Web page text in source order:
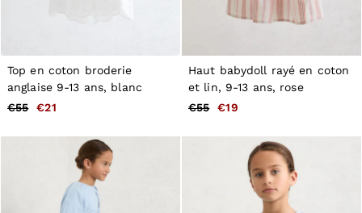
Jeans
Sweats & Joggers
All Clothing
Trainers
Flats
All Shoes
Bags
Belts
Top en coton broderie
anglaise 9-13 ans, blanc
€55
€21
Haut babydoll rayé en coton
et lin, 9-13 ans, rose
€55
€19